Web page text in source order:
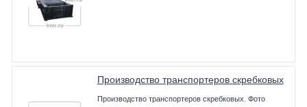
Производство транспортеров скребковых
Производство транспортеров скребковых. Фото